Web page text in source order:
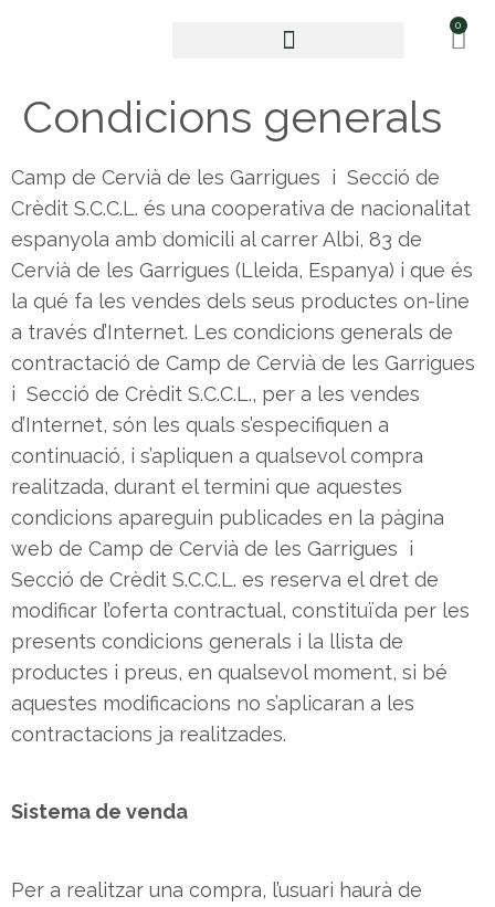
0
Condicions generals
Camp de Cervià de les Garrigues i Secció de
Crèdit S.C.C.L. és una cooperativa de nacionalitat
espanyola amb domicili al carrer Albi, 83 de
Cervià de les Garrigues (Lleida, Espanya) i que és
la qué fa les vendes dels seus productes on-line
a través d’Internet. Les condicions generals de
contractació de Camp de Cervià de les Garrigues
i Secció de Crèdit S.C.C.L., per a les vendes
d’Internet, són les quals s’especifiquen a
continuació, i s’apliquen a qualsevol compra
realitzada, durant el termini que aquestes
condicions apareguin publicades en la pàgina
web de Camp de Cervià de les Garrigues i
Secció de Crèdit S.C.C.L. es reserva el dret de
modificar l’oferta contractual, constituïda per les
presents condicions generals i la llista de
productes i preus, en qualsevol moment, si bé
aquestes modificacions no s’aplicaran a les
contractacions ja realitzades.
Sistema de venda
Per a realitzar una compra, l’usuari haurà de